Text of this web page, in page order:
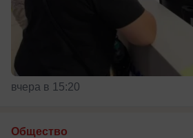
вчера в 15:20
Общество